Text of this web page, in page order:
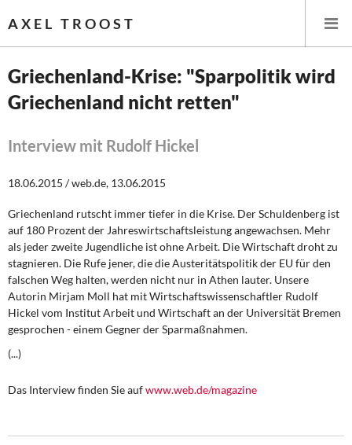
AXEL TROOST
Startseite
Themen
Leitlinien linker Wirtschafts- und Finanzpolitik
Wirtschaftspolitik
Steuer- und Finanzpolitik
Öffentliche Infrastruktur und Daseinsvorsorge
Eurokrise und Griechenland
Weitere Themen
Memo-Gruppe
Griechenland-Krise: "Sparpolitik wird
Griechenland nicht retten"
Interview mit Rudolf Hickel
18.06.2015 / web.de, 13.06.2015
Griechenland rutscht immer tiefer in die Krise. Der Schuldenberg ist
auf 180 Prozent der Jahreswirtschaftsleistung angewachsen. Mehr
als jeder zweite Jugendliche ist ohne Arbeit. Die Wirtschaft droht zu
stagnieren. Die Rufe jener, die die Austeritätspolitik der EU für den
falschen Weg halten, werden nicht nur in Athen lauter. Unsere
Autorin Mirjam Moll hat mit Wirtschaftswissenschaftler Rudolf
Hickel vom Institut Arbeit und Wirtschaft an der Universität Bremen
gesprochen - einem Gegner der Sparmaßnahmen.
(...)
Das Interview finden Sie aufwww.web.de/magazine